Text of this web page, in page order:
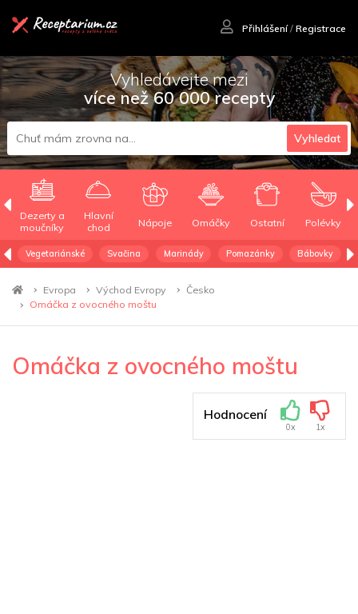
Přihlášení/ Registrace
Vyhledávejte mezi
více než 60 000 recepty
Vyhledat
Dezerty a
moučníky
Hlavní
chod
Nápoje Omáčky Ostatní Polévky
Vegetariánské Svačina Marinády Pomazánky Bábovky
Evropa Východ Evropy
Česko
Omáčka z ovocného moštu
Omáčka z ovocného moštu
Hodnocení
0x 1x